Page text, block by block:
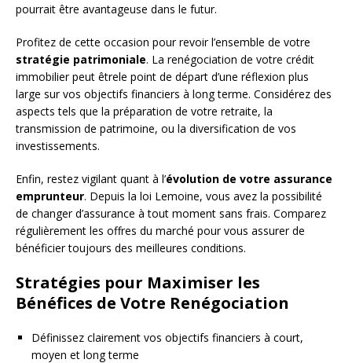
pourrait être avantageuse dans le futur.
Profitez de cette occasion pour revoir l’ensemble de votre
stratégie patrimoniale. La renégociation de votre crédit
immobilier peut êtrele point de départ d’une réflexion plus
large sur vos objectifs financiers à long terme. Considérez des
aspects tels que la préparation de votre retraite, la
transmission de patrimoine, ou la diversification de vos
investissements.
Enfin, restez vigilant quant à l’évolution de votre assurance
emprunteur. Depuis la loi Lemoine, vous avez la possibilité
de changer d’assurance à tout moment sans frais. Comparez
régulièrement les offres du marché pour vous assurer de
bénéficier toujours des meilleures conditions.
Stratégies pour Maximiser les
Bénéfices de Votre Renégociation
Définissez clairement vos objectifs financiers à court,
moyen et long terme